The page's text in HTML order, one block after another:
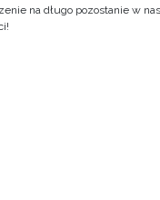
na długo pozostanie w